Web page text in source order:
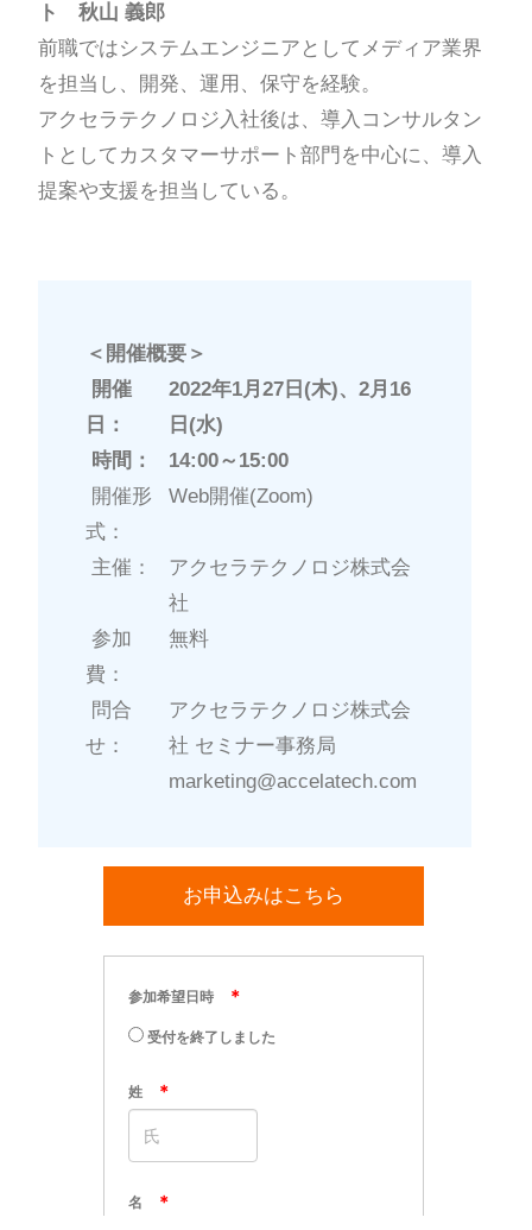
ト 秋山 義郎
前職ではシステムエンジニアとしてメディア業界
を担当し、開発、運用、保守を経験。
アクセラテクノロジ入社後は、導入コンサルタン
トとしてカスタマーサポート部門を中心に、導入
提案や支援を担当している。
＜開催概要＞
開催
日：
2022年1月27日(木)、2月16
日(水)
時間：
14:00～15:00
開催形
式：
Web開催(Zoom)
主催：
アクセラテクノロジ株式会
社
参加
費：
無料
問合
せ：
アクセラテクノロジ株式会
社 セミナー事務局
marketing@accelatech.com
お申込みはこちら